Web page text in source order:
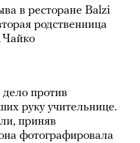
в ресторане Balzi
родственница
Чайко
против
руку учительнице.
приняв
фотографировала